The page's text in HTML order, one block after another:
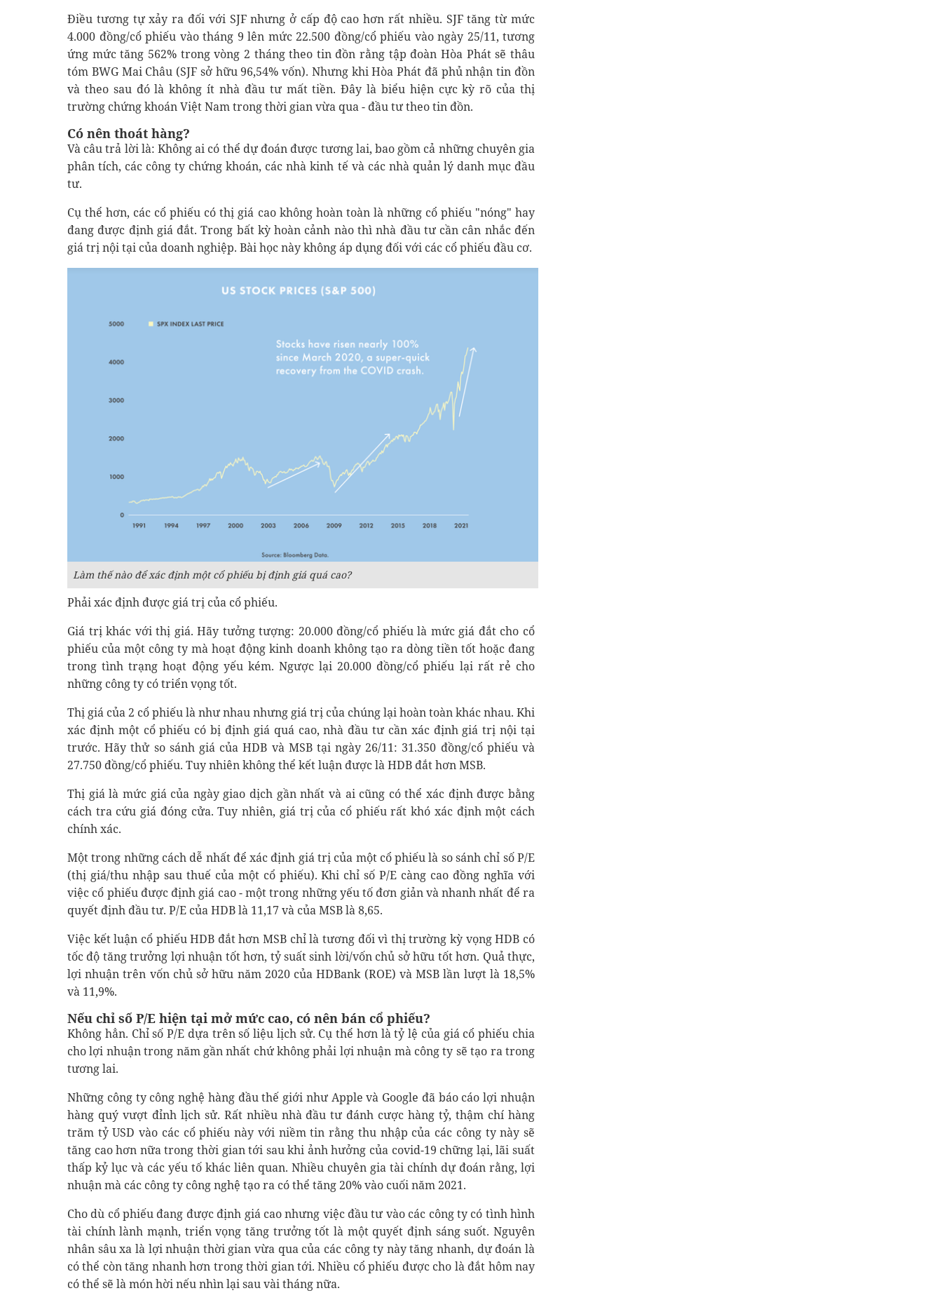
Điều tương tự xảy ra đối với SJF nhưng ở cấp độ cao hơn rất nhiều. SJF tăng từ mức
4.000 đồng/cổ phiếu vào tháng 9 lên mức 22.500 đồng/cổ phiếu vào ngày 25/11, tương
ứng mức tăng 562% trong vòng 2 tháng theo tin đồn rằng tập đoàn Hòa Phát sẽ thâu
tóm BWG Mai Châu (SJF sở hữu 96,54% vốn). Nhưng khi Hòa Phát đã phủ nhận tin đồn
và theo sau đó là không ít nhà đầu tư mất tiền. Đây là biểu hiện cực kỳ rõ của thị
trường chứng khoán Việt Nam trong thời gian vừa qua - đầu tư theo tin đồn.
Có nên thoát hàng?
Và câu trả lời là: Không ai có thể dự đoán được tương lai, bao gồm cả những chuyên gia
phân tích, các công ty chứng khoán, các nhà kinh tế và các nhà quản lý danh mục đầu
tư.
Cụ thể hơn, các cổ phiếu có thị giá cao không hoàn toàn là những cổ phiếu "nóng" hay
đang được định giá đắt. Trong bất kỳ hoàn cảnh nào thì nhà đầu tư cần cân nhắc đến
giá trị nội tại của doanh nghiệp. Bài học này không áp dụng đối với các cổ phiếu đầu cơ.
Làm thế nào để xác định một cổ phiếu bị định giá quá cao?
Phải xác định được giá trị của cổ phiếu.
Giá trị khác với thị giá. Hãy tưởng tượng: 20.000 đồng/cổ phiếu là mức giá đắt cho cổ
phiếu của một công ty mà hoạt động kinh doanh không tạo ra dòng tiền tốt hoặc đang
trong tình trạng hoạt động yếu kém. Ngược lại 20.000 đồng/cổ phiếu lại rất rẻ cho
những công ty có triển vọng tốt.
Thị giá của 2 cổ phiếu là như nhau nhưng giá trị của chúng lại hoàn toàn khác nhau. Khi
xác định một cổ phiếu có bị định giá quá cao, nhà đầu tư cần xác định giá trị nội tại
trước. Hãy thử so sánh giá của HDB và MSB tại ngày 26/11: 31.350 đồng/cổ phiếu và
27.750 đồng/cổ phiếu. Tuy nhiên không thể kết luận được là HDB đắt hơn MSB.
Thị giá là mức giá của ngày giao dịch gần nhất và ai cũng có thể xác định được bằng
cách tra cứu giá đóng cửa. Tuy nhiên, giá trị của cổ phiếu rất khó xác định một cách
chính xác.
Một trong những cách dễ nhất để xác định giá trị của một cổ phiếu là so sánh chỉ số P/E
(thị giá/thu nhập sau thuế của một cổ phiếu). Khi chỉ số P/E càng cao đồng nghĩa với
việc cổ phiếu được định giá cao - một trong những yếu tố đơn giản và nhanh nhất để ra
quyết định đầu tư. P/E của HDB là 11,17 và của MSB là 8,65.
Việc kết luận cổ phiếu HDB đắt hơn MSB chỉ là tương đối vì thị trường kỳ vọng HDB có
tốc độ tăng trưởng lợi nhuận tốt hơn, tỷ suất sinh lời/vốn chủ sở hữu tốt hơn. Quả thực,
lợi nhuận trên vốn chủ sở hữu năm 2020 của HDBank (ROE) và MSB lần lượt là 18,5%
và 11,9%.
Nếu chỉ số P/E hiện tại mở mức cao, có nên bán cổ phiếu?
Không hẳn. Chỉ số P/E dựa trên số liệu lịch sử. Cụ thể hơn là tỷ lệ của giá cổ phiếu chia
cho lợi nhuận trong năm gần nhất chứ không phải lợi nhuận mà công ty sẽ tạo ra trong
tương lai.
Những công ty công nghệ hàng đầu thế giới như Apple và Google đã báo cáo lợi nhuận
hàng quý vượt đỉnh lịch sử. Rất nhiều nhà đầu tư đánh cược hàng tỷ, thậm chí hàng
trăm tỷ USD vào các cổ phiếu này với niềm tin rằng thu nhập của các công ty này sẽ
tăng cao hơn nữa trong thời gian tới sau khi ảnh hưởng của covid-19 chững lại, lãi suất
thấp kỷ lục và các yếu tố khác liên quan. Nhiều chuyên gia tài chính dự đoán rằng, lợi
nhuận mà các công ty công nghệ tạo ra có thể tăng 20% vào cuối năm 2021.
Cho dù cổ phiếu đang được định giá cao nhưng việc đầu tư vào các công ty có tình hình
tài chính lành mạnh, triển vọng tăng trưởng tốt là một quyết định sáng suốt. Nguyên
nhân sâu xa là lợi nhuận thời gian vừa qua của các công ty này tăng nhanh, dự đoán là
có thể còn tăng nhanh hơn trong thời gian tới. Nhiều cổ phiếu được cho là đắt hôm nay
có thể sẽ là món hời nếu nhìn lại sau vài tháng nữa.